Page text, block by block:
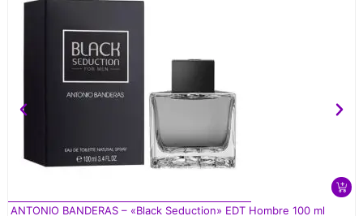
ANTONIO BANDERAS – «Black Seduction» EDT Hombre 100 ml